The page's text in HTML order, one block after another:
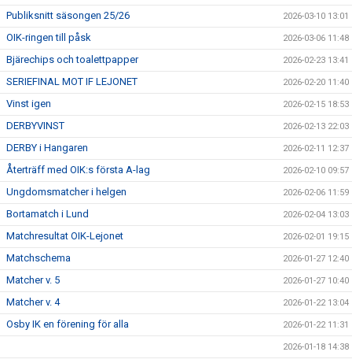
Publiksnitt säsongen 25/26 2026-03-10 13:01
OIK-ringen till påsk 2026-03-06 11:48
Bjärechips och toalettpapper 2026-02-23 13:41
SERIEFINAL MOT IF LEJONET 2026-02-20 11:40
Vinst igen 2026-02-15 18:53
DERBYVINST 2026-02-13 22:03
DERBY i Hangaren 2026-02-11 12:37
Återträff med OIK:s första A-lag 2026-02-10 09:57
Ungdomsmatcher i helgen 2026-02-06 11:59
Bortamatch i Lund 2026-02-04 13:03
Matchresultat OIK-Lejonet 2026-02-01 19:15
Matchschema 2026-01-27 12:40
Matcher v. 5 2026-01-27 10:40
Matcher v. 4 2026-01-22 13:04
Osby IK en förening för alla 2026-01-22 11:31
2026-01-18 14:38